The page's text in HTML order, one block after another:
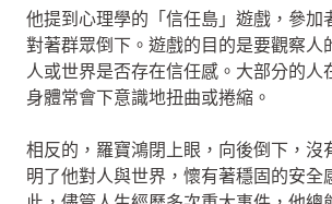
他提到心理學的「信任島」遊戲，參加
對著群眾倒下。遊戲的目的是要觀察人
人或世界是否存在信任感。大部分的人
身體常會下意識地扭曲或捲縮。
相反的，羅寶鴻閉上眼，向後倒下，沒
明了他對人與世界，懷有著穩固的安全